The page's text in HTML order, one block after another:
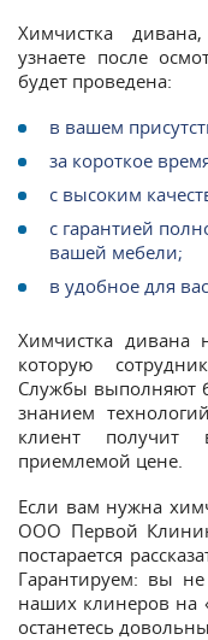
Химчистка
узнаете после
будет проведена:
в вашем
за короткое
с высоким
с гарантией
вашей мебели;
в удобное для
Химчистка дивана
которую
Службы выполняют
знанием
клиент получит
приемлемой цене.
Если вам нужна
ООО Первой
постарается
Гарантируем: вы не
наших клинеров на
останетесь